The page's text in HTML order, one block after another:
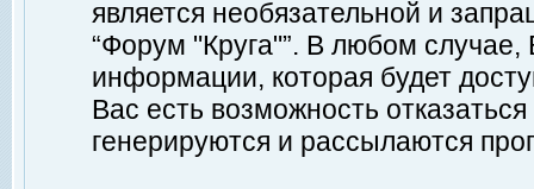
является необязательной и
“Форум "Круга"”. В любом
информации, которая будет
Вас есть возможность
генерируются и рассылаются